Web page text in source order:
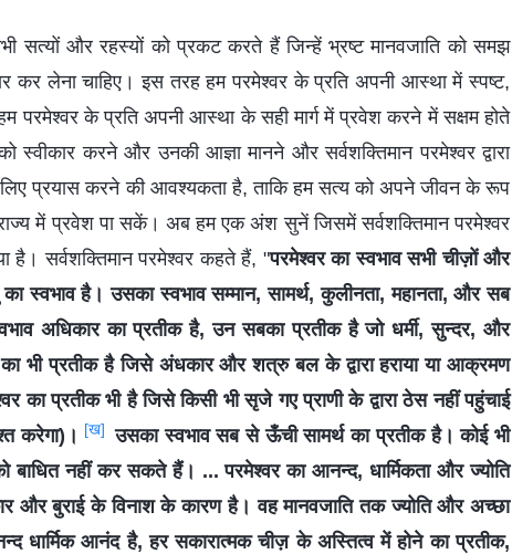
सत्यों और रहस्यों को प्रकट करते हैं जिन्हें भ्रष्ट मानवजाति को समझ
कर लेना चाहिए। इस तरह हम परमेश्वर के प्रति अपनी आस्था में स्पष्ट,
के प्रति अपनी आस्था के सही मार्ग में प्रवेश करने में सक्षम होते
स्वीकार करने और उनकी आज्ञा मानने और सर्वशक्तिमान परमेश्वर द्वारा
प्रयास करने की आवश्यकता है, ताकि हम सत्य को अपने जीवन के रूप
में प्रवेश पा सकें। अब हम एक अंश सुनें जिसमें सर्वशक्तिमान परमेश्वर
है। सर्वशक्तिमान परमेश्वर कहते हैं, "परमेश्वर का स्वभाव सभी चीज़ों और
स्वभाव है। उसका स्वभाव सम्मान, सामर्थ, कुलीनता, महानता, और सब
अधिकार का प्रतीक है, उन सबका प्रतीक है जो धर्मी, सुन्दर, और
भी प्रतीक है जिसे अंधकार और शत्रु बल के द्वारा हराया या आक्रमण
का प्रतीक भी है जिसे किसी भी सृजे गए प्राणी के द्वारा ठेस नहीं पहुंचाई
करेगा)। [ख] उसका स्वभाव सब से ऊँची सामर्थ का प्रतीक है। कोई भी
नहीं कर सकते हैं। ... परमेश्वर का आनन्द, धार्मिकता और ज्योति
बुराई के विनाश के कारण है। वह मानवजाति तक ज्योति और अच्छा
धार्मिक आनंद है, हर सकारात्मक चीज़ के अस्तित्व में होने का प्रतीक,